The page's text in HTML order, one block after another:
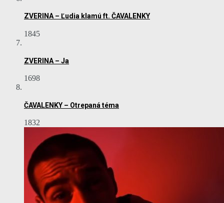
ZVERINA – Ľudia klamú ft. ČAVALENKY
1845
ZVERINA – Ja
1698
ČAVALENKY – Otrepaná téma
1832